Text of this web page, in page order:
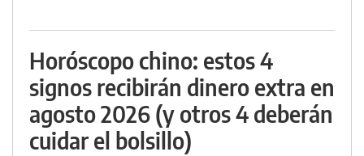
Horóscopo chino: estos 4
signos recibirán dinero extra en
agosto 2026 (y otros 4 deberán
cuidar el bolsillo)